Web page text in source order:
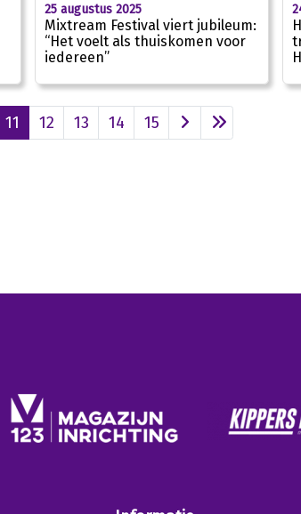
25 augustus 2025
Mixtream Festival viert jubileum:
“Het voelt als thuiskomen voor
iedereen”
11 12 13 14 15